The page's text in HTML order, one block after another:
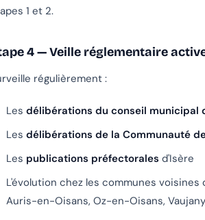
1 et 2.
4 — Veille réglementaire
régulièrement :
Les délibérations du conseil municipal
Les délibérations de la Communauté
Les publications préfectorales d'Isère
L'évolution chez les communes voisines
Auris-en-Oisans, Oz-en-Oisans,